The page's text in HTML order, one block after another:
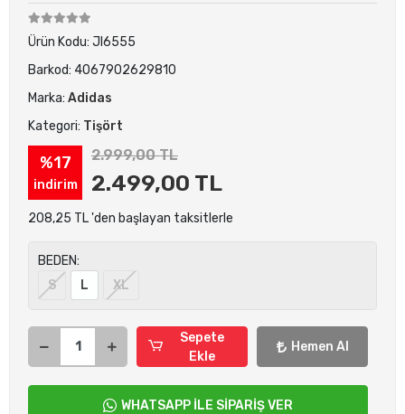
Ürün Kodu: JI6555
Barkod: 4067902629810
Marka: Adidas
Kategori: Tişört
%17
indirim
2.999,00 TL
2.499,00 TL
208,25 TL 'den başlayan taksitlerle
BEDEN:
S
L XL
Sepete
Ekle
Hemen Al
WHATSAPP İLE SİPARİŞ VER